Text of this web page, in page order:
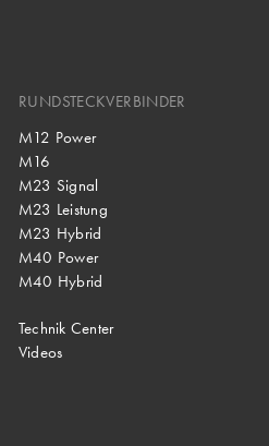
RUNDSTECKVERBINDER
M12 Power
M16
M23 Signal
M23 Leistung
M23 Hybrid
M40 Power
M40 Hybrid
Technik Center
Videos